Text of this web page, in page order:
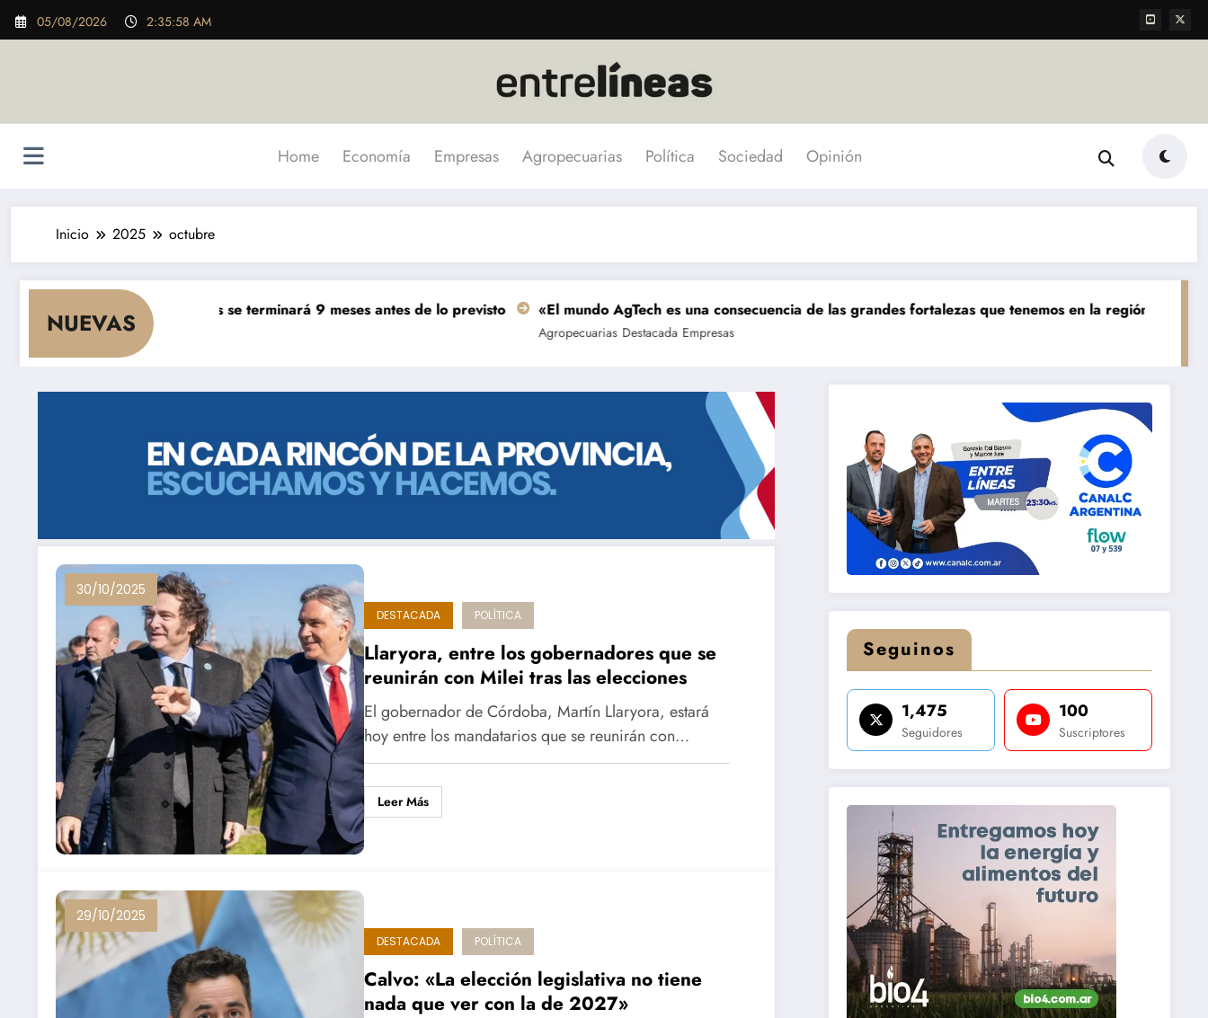
Saltar
05/08/2026 2:36:00 AM
Home Economía Empresas Agropecuarias Política Sociedad Opinión
Inicio 2025 octubre
NUEVAS
de $ 5.000 millones se terminará 9 meses antes de lo previsto «El mundo AgTech es una consecuencia de las grandes fortalezas que tenemos en la región»
Agropecuarias Destacada Empresas
«Hoy
30/10/2025
DESTACADA POLÍTICA
Llaryora, entre los gobernadores que se
reunirán con Milei tras las elecciones
El gobernador de Córdoba, Martín Llaryora, estará
hoy entre los mandatarios que se reunirán con…
Leer Más
29/10/2025
DESTACADA POLÍTICA
Calvo: «La elección legislativa no tiene
nada que ver con la de 2027»
Seguinos
1,475
Seguidores
100
Suscriptores